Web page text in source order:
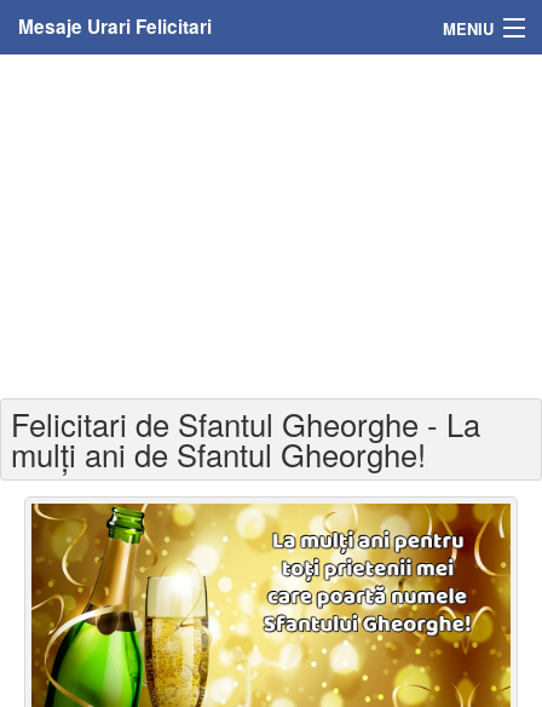
Mesaje Urari Felicitari MENIU
Felicitari varsta
Felicitari zilele anului
Felicitari zile saptamana
Felicitari muzicale
Felicitari muzicale personalizate
Felicitari de Sfantul Gheorghe - La
mulți ani de Sfantul Gheorghe!